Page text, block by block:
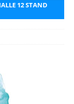
12 STAND